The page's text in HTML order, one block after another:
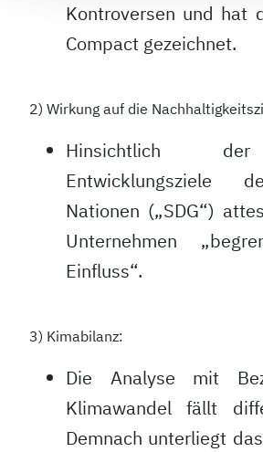
Kontroversen und hat
Compact gezeichnet.
2) Wirkung auf die
Hinsichtlich
Entwicklungsziele
Nationen („SDG“)
Unternehmen
Einfluss“.
3) Kimabilanz:
Die Analyse mit
Klimawandel fällt
Demnach unterliegt